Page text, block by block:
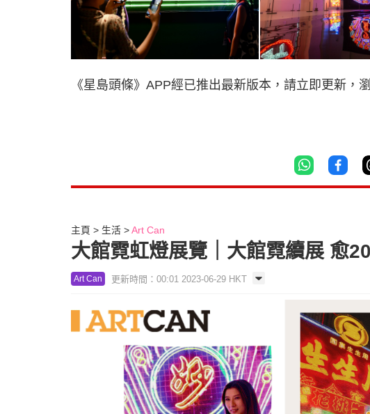
《星島頭條》APP經已推出最新版本，請立即更新，
主頁 生活 Art Can
大館霓虹燈展覽｜大館霓續展 愈
Art Can 更新時間：00:01 2023-06-29 HKT